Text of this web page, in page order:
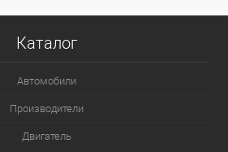
Каталог
Автомобили
Производители
Двигатель